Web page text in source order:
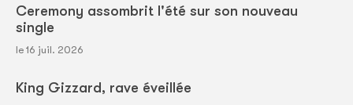
Ceremony assombrit l'été sur son nouveau
single
le 16 juil. 2026
King Gizzard, rave éveillée